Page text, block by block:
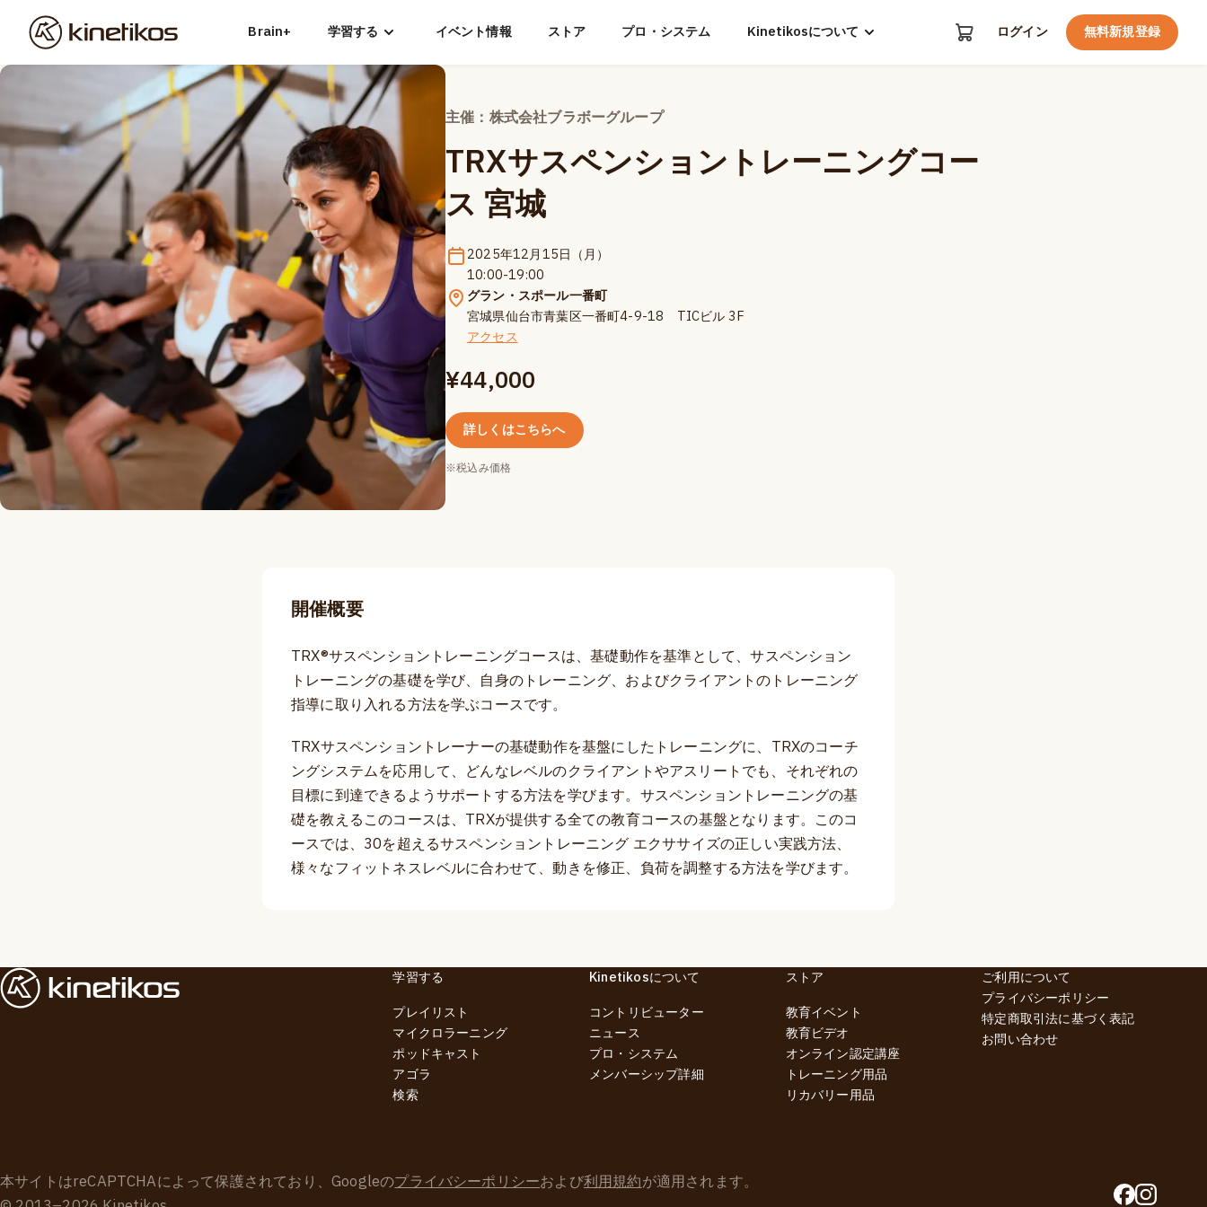
Brain+ 学習する イベント情報 ストア プロ・システム Kinetikosについて ログイン 無料新規登録
主催：株式会社ブラボーグループ
TRXサスペンショントレーニングコー
ス 宮城
2025年12月15日（月）
10:00-19:00
グラン・スポール一番町
宮城県仙台市青葉区一番町4-9-18 TICビル 3F
アクセス
¥44,000
詳しくはこちらへ
※税込み価格
開催概要
TRX®サスペンショントレーニングコースは、基礎動作を基準として、サスペンション
トレーニングの基礎を学び、自身のトレーニング、およびクライアントのトレーニング
指導に取り入れる方法を学ぶコースです。
TRXサスペンショントレーナーの基礎動作を基盤にしたトレーニングに、TRXのコーチ
ングシステムを応用して、どんなレベルのクライアントやアスリートでも、それぞれの
目標に到達できるようサポートする方法を学びます。サスペンショントレーニングの基
礎を教えるこのコースは、TRXが提供する全ての教育コースの基盤となります。このコ
ースでは、30を超えるサスペンショントレーニング エクササイズの正しい実践方法、
様々なフィットネスレベルに合わせて、動きを修正、負荷を調整する方法を学びます。
学習する
プレイリスト
マイクロラーニング
ポッドキャスト
アゴラ
検索
Kinetikosについて
コントリビューター
ニュース
プロ・システム
メンバーシップ詳細
ストア
教育イベント
教育ビデオ
オンライン認定講座
トレーニング用品
リカバリー用品
ご利用について
プライバシーポリシー
特定商取引法に基づく表記
お問い合わせ
本サイトはreCAPTCHAによって保護されており、Googleのプライバシーポリシーおよび利用規約が適用されます。